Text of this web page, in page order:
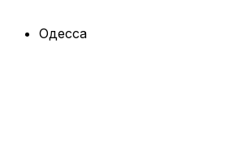
Одесса